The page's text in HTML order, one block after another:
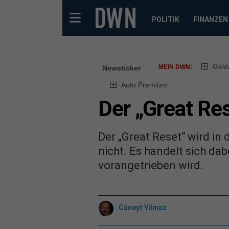
POLITIK FINANZEN
Newsticker MEIN DWN:
Auto Premium
Der „Great
Der „Great Reset“ wird
nicht. Es handelt sich
vorangetrieben wird.
Cüneyt Yilmaz